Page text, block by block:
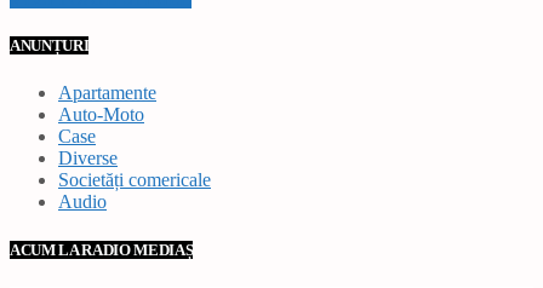
ANUNȚURI
Apartamente
Auto-Moto
Case
Diverse
Societăți comericale
Audio
ACUM LA RADIO MEDIAȘ